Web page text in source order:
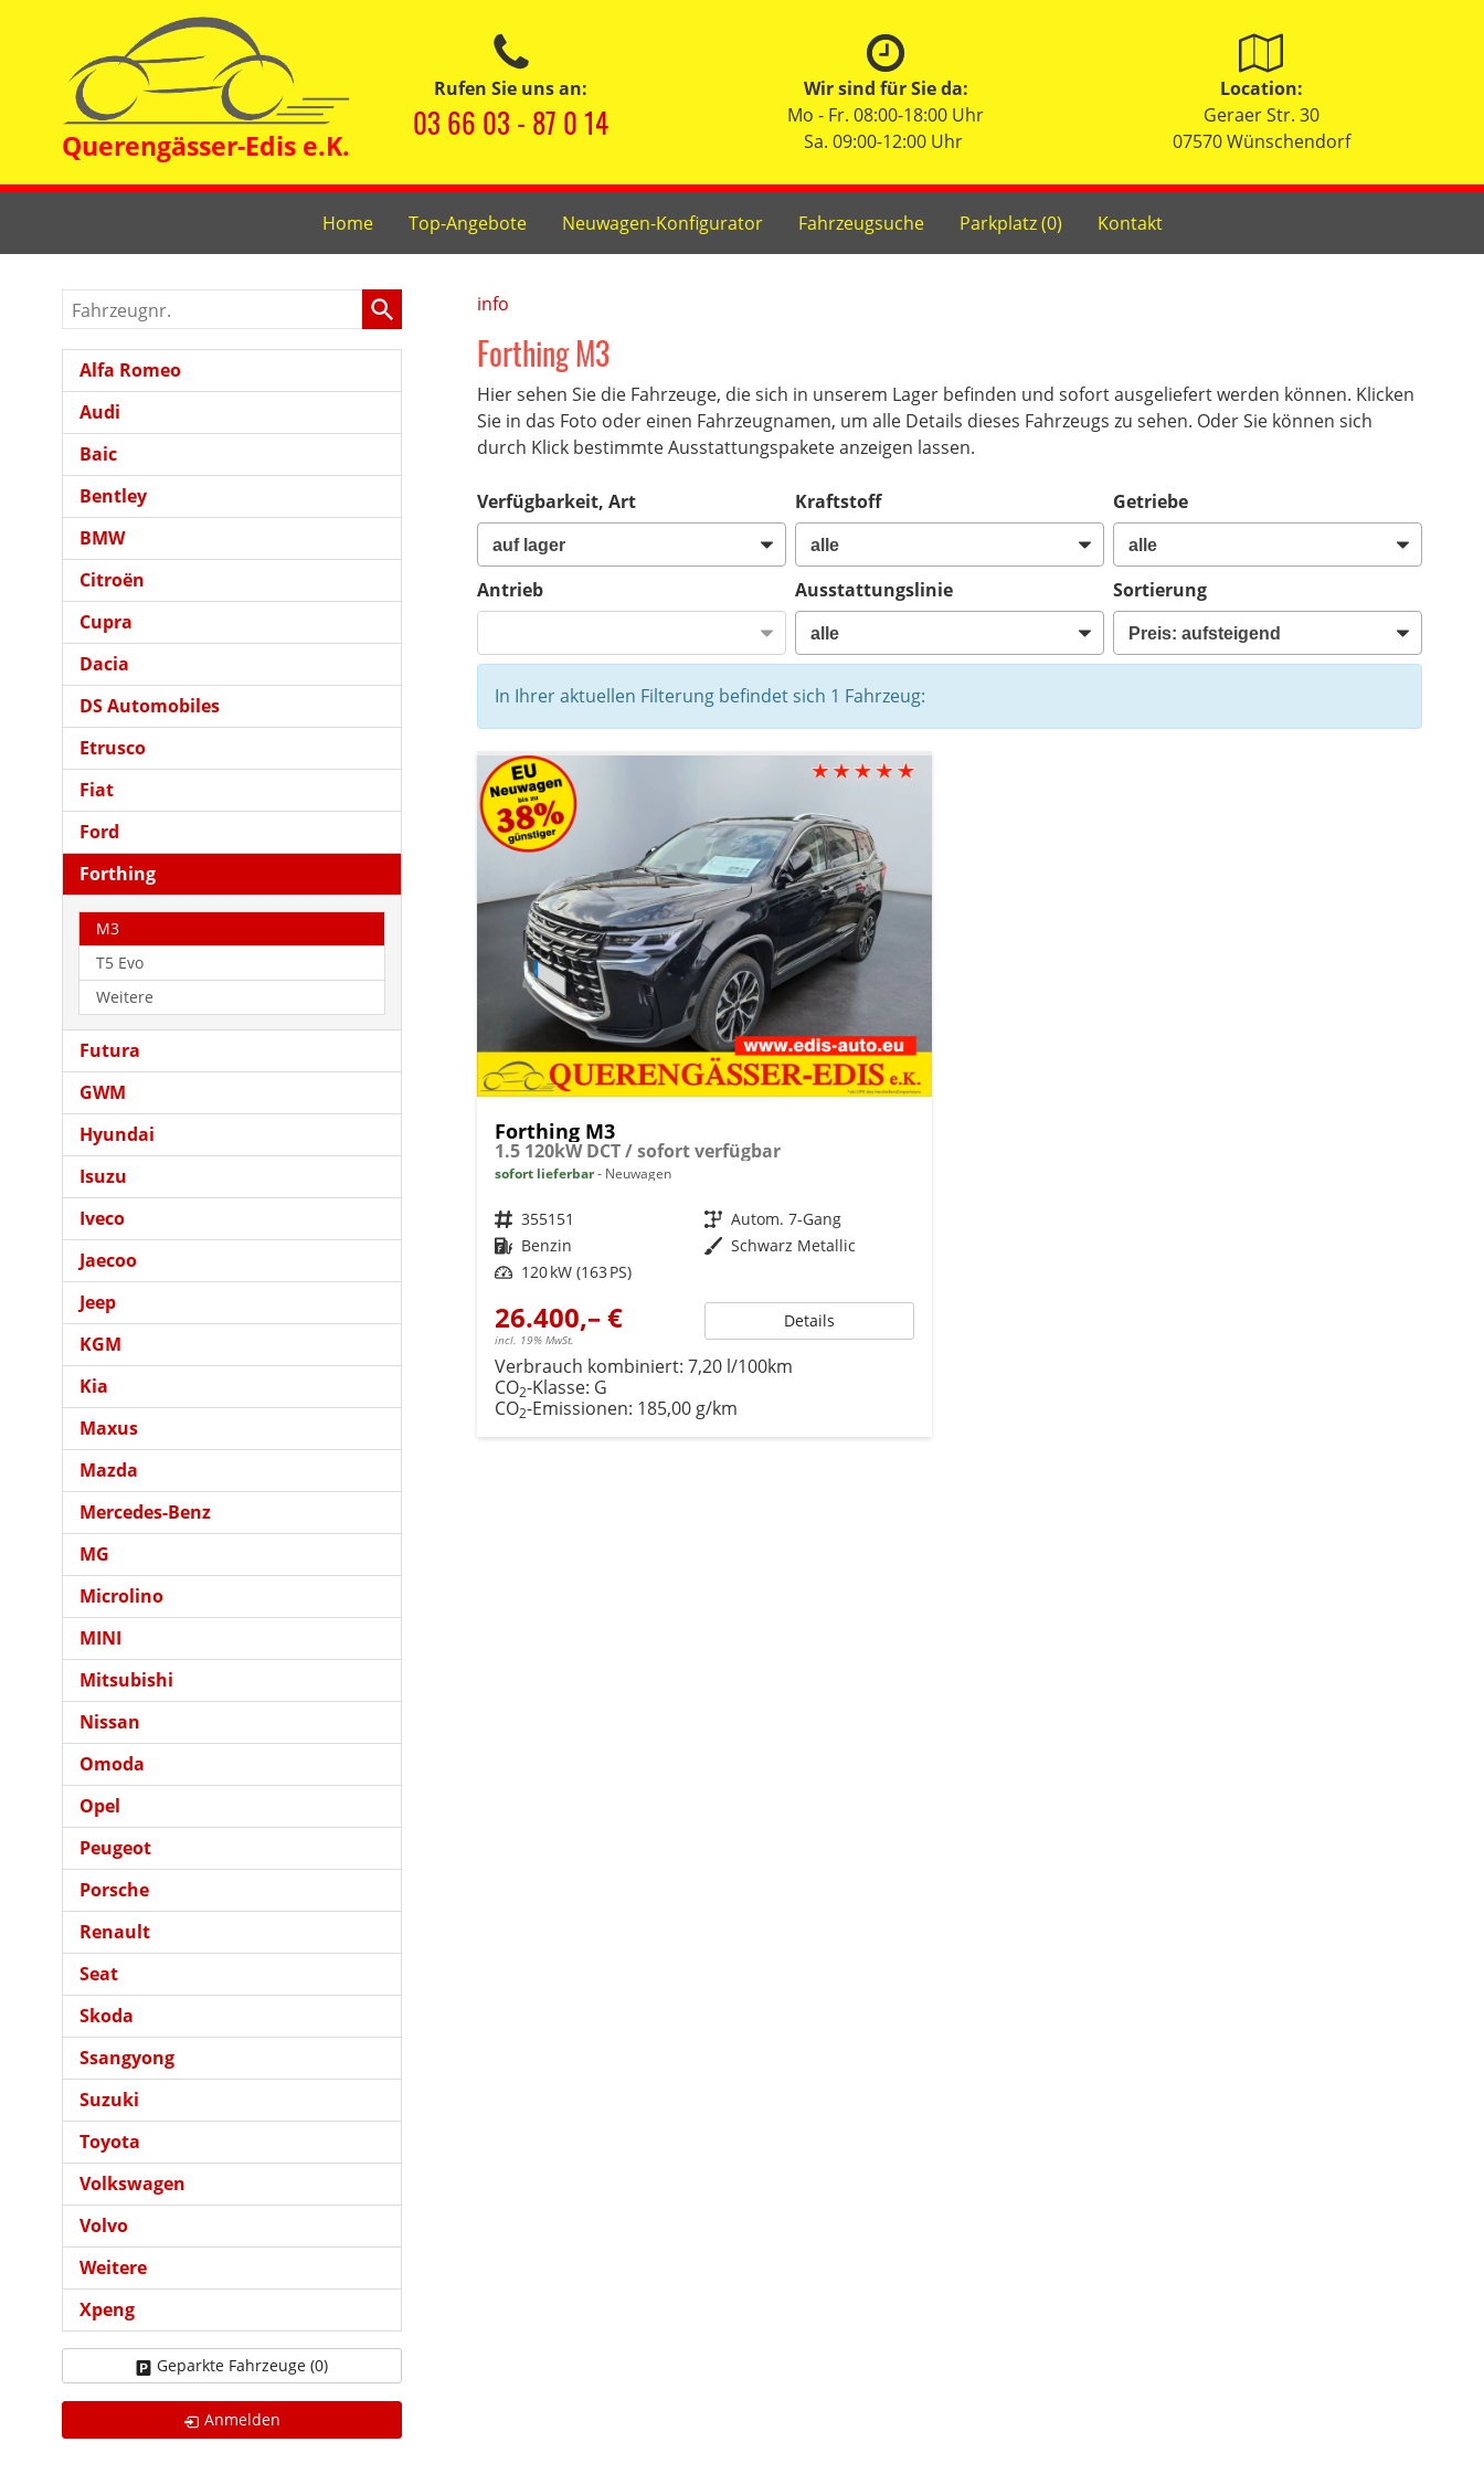
Rufen Sie uns an:
03 66 03 - 87 0 14
Wir sind für Sie da:
Mo - Fr. 08:00-18:00 Uhr
Sa. 09:00-12:00 Uhr
Location:
Geraer Str. 30
07570 Wünschendorf
Home Top-Angebote Neuwagen-Konfigurator Fahrzeugsuche Parkplatz (0) Kontakt
info
Forthing M3
Hier sehen Sie die Fahrzeuge, die sich in unserem Lager befinden und sofort ausgeliefert werden können. Klicken
Sie in das Foto oder einen Fahrzeugnamen, um alle Details dieses Fahrzeugs zu sehen. Oder Sie können sich
durch Klick bestimmte Ausstattungspakete anzeigen lassen.
Verfügbarkeit, Art Kraftstoff Getriebe
Antrieb Ausstattungslinie Sortierung
In Ihrer aktuellen Filterung befindet sich 1 Fahrzeug:
Forthing M3
1.5 120kW DCT / sofort verfügbar
sofort lieferbar Neuwagen
Fahrzeugnr. 355151 Getriebe Autom. 7-Gang
Kraftstoff Benzin Außenfarbe Schwarz Metallic
Leistung 120 kW (163 PS)
26.400,– €
incl. 19% MwSt.
Details
Verbrauch kombiniert: 7,20 l/100km
CO2-Klasse: G
CO2-Emissionen: 185,00 g/km
Fahrzeugnr.
Alfa Romeo
Audi
Baic
Bentley
BMW
Citroën
Cupra
Dacia
DS Automobiles
Etrusco
Fiat
Ford
Forthing
M3
T5 Evo
Weitere
Futura
GWM
Hyundai
Isuzu
Iveco
Jaecoo
Jeep
KGM
Kia
Maxus
Mazda
Mercedes-Benz
MG
Microlino
MINI
Mitsubishi
Nissan
Omoda
Opel
Peugeot
Porsche
Renault
Seat
Skoda
Ssangyong
Suzuki
Toyota
Volkswagen
Volvo
Weitere
Xpeng
Geparkte Fahrzeuge (0)
Anmelden